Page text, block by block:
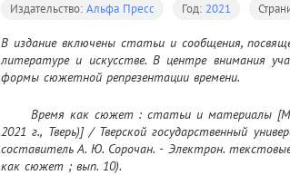
Издательство: Альфа Пресс Год: 2021
В издание включены статьи и сообщения,
литературе и искусстве. В центре внимания
формы сюжетной репрезентации времени.
2021 г., Тверь)] / Тверской государственный
составитель А. Ю. Сорочан. - Электрон.
как сюжет ; вып. 10).